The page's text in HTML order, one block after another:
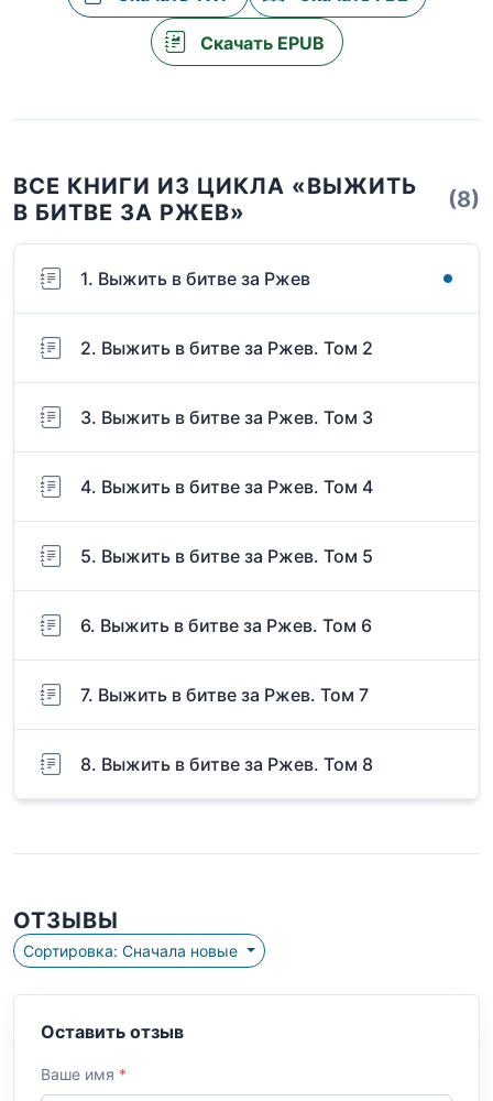
Скачать EPUB
ВСЕ КНИГИ ИЗ ЦИКЛА «ВЫЖИТЬ
В БИТВЕ ЗА РЖЕВ»
(8)
1. Выжить в битве за Ржев
2. Выжить в битве за Ржев. Том 2
3. Выжить в битве за Ржев. Том 3
4. Выжить в битве за Ржев. Том 4
5. Выжить в битве за Ржев. Том 5
6. Выжить в битве за Ржев. Том 6
7. Выжить в битве за Ржев. Том 7
8. Выжить в битве за Ржев. Том 8
ОТЗЫВЫ
Сортировка: Сначала новые
Оставить отзыв
Ваше имя *